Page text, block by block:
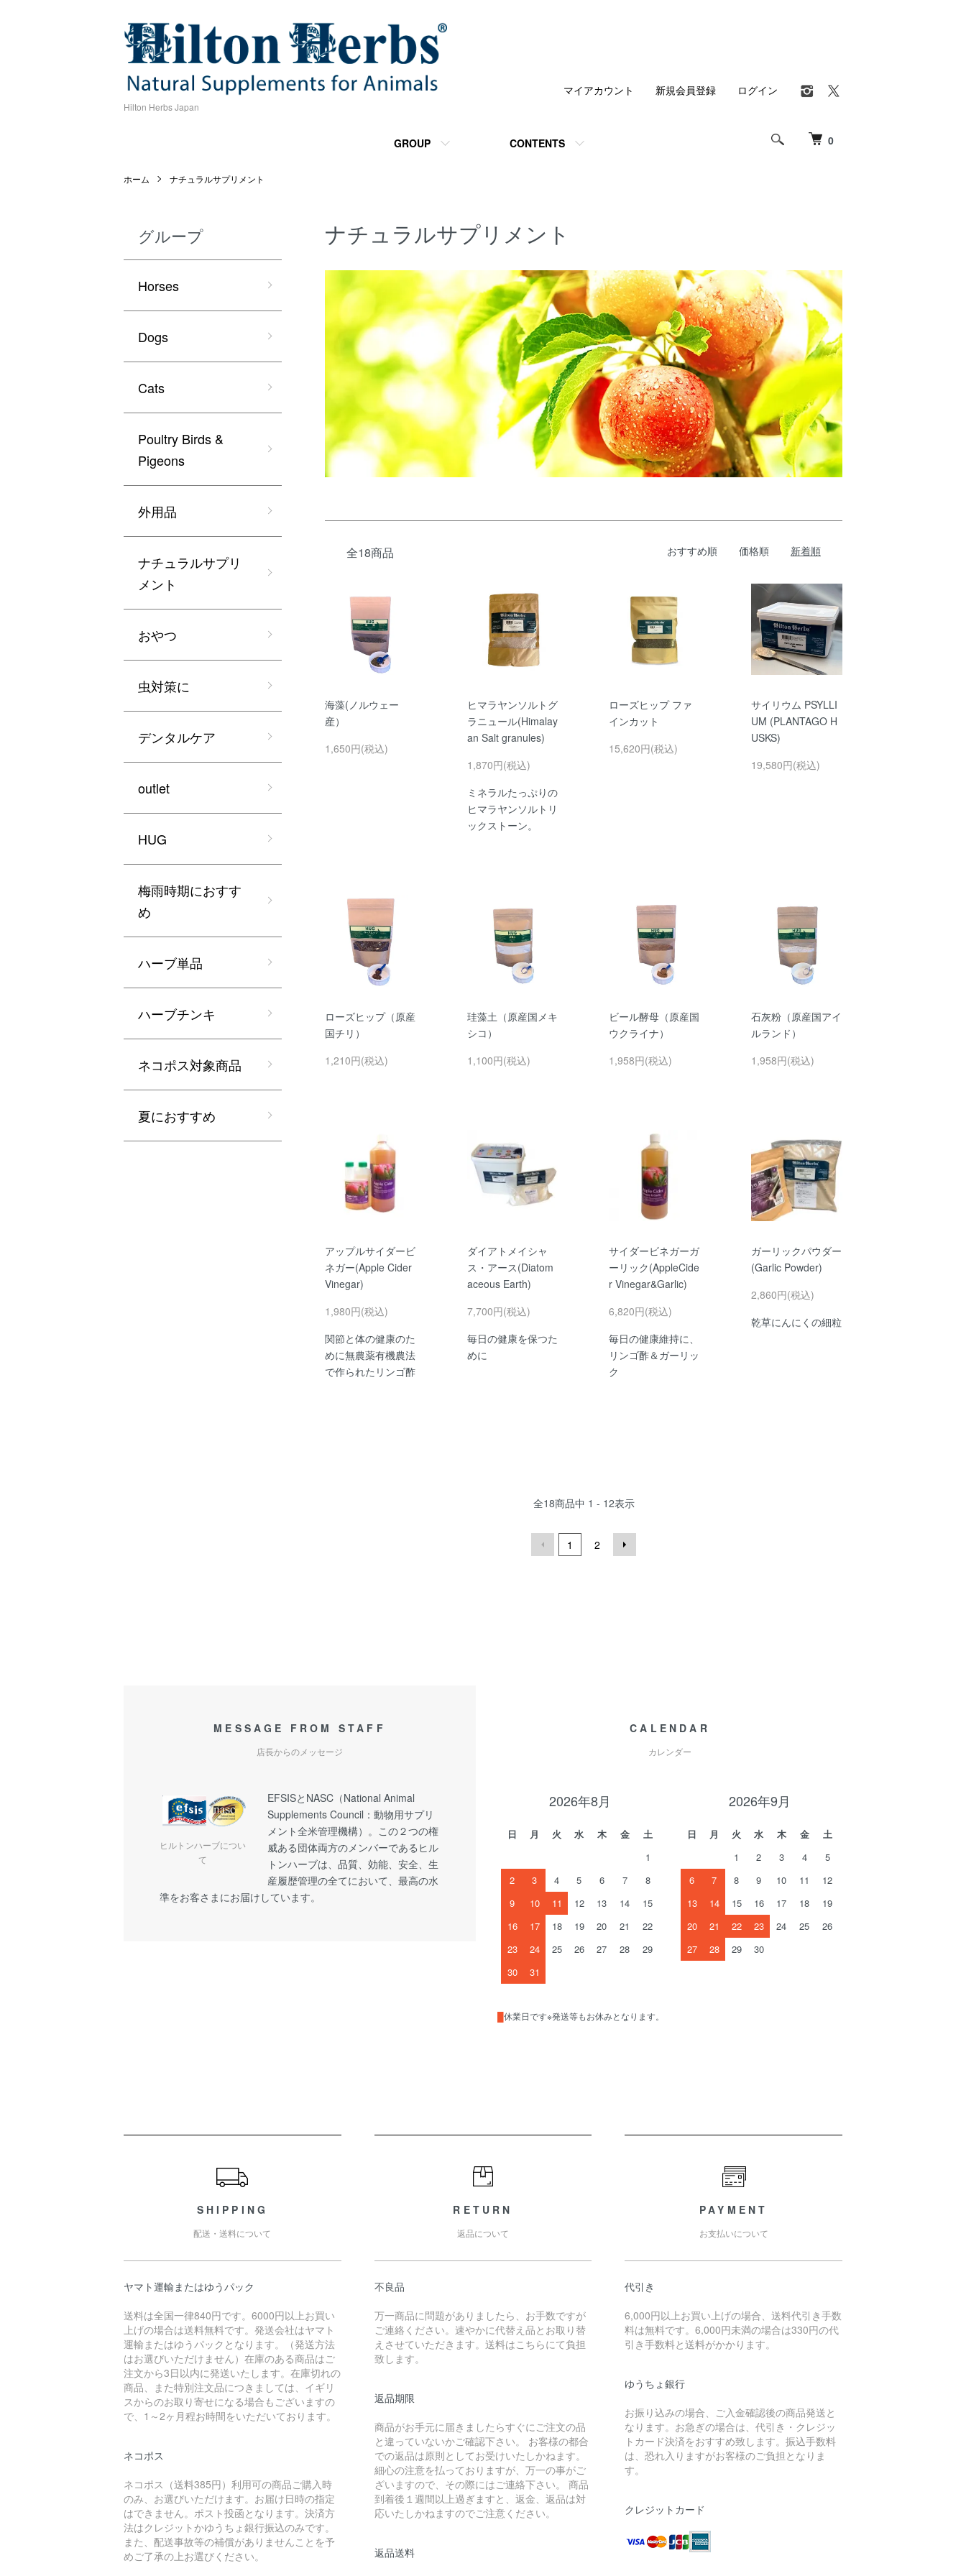
Hilton Herbs Japan
0
GROUP CONTENTS
マイアカウント 新規会員登録 ログイン
ホーム ナチュラルサプリメント
ナチュラルサプリメント
全18商品 おすすめ順 価格順 新着順
海藻(ノルウェー
産）
1,650円(税込)
ヒマラヤンソルトグ
ラニュール(Himalay
an Salt granules)
1,870円(税込)
ミネラルたっぷりの
ヒマラヤンソルトリ
ックストーン。
ローズヒップ ファ
インカット
15,620円(税込)
サイリウム PSYLLI
UM (PLANTAGO H
USKS)
19,580円(税込)
ローズヒップ（原産
国チリ）
1,210円(税込)
珪藻土（原産国メキ
シコ）
1,100円(税込)
ビール酵母（原産国
ウクライナ）
1,958円(税込)
石灰粉（原産国アイ
ルランド）
1,958円(税込)
アップルサイダービ
ネガー(Apple Cider
Vinegar)
1,980円(税込)
関節と体の健康のた
めに無農薬有機農法
で作られたリンゴ酢
ダイアトメイシャ
ス・アース(Diatom
aceous Earth)
7,700円(税込)
毎日の健康を保つた
めに
サイダービネガーガ
ーリック(AppleCide
r Vinegar&Garlic)
6,820円(税込)
毎日の健康維持に、
リンゴ酢＆ガーリッ
ク
ガーリックパウダー
(Garlic Powder)
2,860円(税込)
乾草にんにくの細粒
全18商品中 1 - 12表示
1 2
グループ
Horses
Dogs
Cats
Poultry Birds &
Pigeons
外用品
ナチュラルサプリ
メント
おやつ
虫対策に
デンタルケア
outlet
HUG
梅雨時期におすす
め
ハーブ単品
ハーブチンキ
ネコポス対象商品
夏におすすめ
MESSAGE FROM STAFF
店長からのメッセージ
ヒルトンハーブについ
て
EFSISとNASC（National Animal
Supplements Council：動物用サプリ
メント全米管理機構）。この２つの権
威ある団体両方のメンバーであるヒル
トンハーブは、品質、効能、安全、生
産履歴管理の全てにおいて、最高の水
準をお客さまにお届けしています。
CALENDAR
カレンダー
2026年8月
日 月 火 水 木 金
土
1
2
3 4 5 6 7
8
9
10 11 12 13 14
15
16
17 18 19 20 21
22
23
24 25 26 27 28
29
30
31
2026年9月
日 月 火 水 木 金
土
1
2 3 4
5
6
7 8 9 10 11
12
13
14 15 16 17 18
19
20
21 22 23 24 25
26
27
28 29 30
█休業日です※発送等もお休みとなります。
SHIPPING
配送・送料について
ヤマト運輸またはゆうパック
送料は全国一律840円です。6000円以上お買い
上げの場合は送料無料です。発送会社はヤマト
運輸またはゆうパックとなります。（発送方法
はお選びいただけません）在庫のある商品はご
注文から3日以内に発送いたします。在庫切れの
商品、また特別注文品につきましては、イギリ
スからのお取り寄せになる場合もございますの
で、1～2ヶ月程お時間をいただいております。
ネコポス
ネコポス（送料385円）利用可の商品ご購入時
のみ、お選びいただけます。お届け日時の指定
はできません。ポスト投函となります。決済方
法はクレジットかゆうちょ銀行振込のみです。
また、配送事故等の補償がありませんことを予
めご了承の上お選びください。
RETURN
返品について
不良品
万一商品に問題がありましたら、お手数ですが
ご連絡ください。速やかに代替え品とお取り替
えさせていただきます。送料はこちらにて負担
致します。
返品期限
商品がお手元に届きましたらすぐにご注文の品
と違っていないかご確認下さい。 お客様の都合
での返品は原則としてお受けいたしかねます。
細心の注意を払っておりますが、万一の事がご
ざいますので、その際にはご連絡下さい。 商品
到着後１週間以上過ぎますと、返金、返品は対
応いたしかねますのでご注意ください。
返品送料
PAYMENT
お支払いについて
代引き
6,000円以上お買い上げの場合、送料代引き手数
料は無料です。6,000円未満の場合は330円の代
引き手数料と送料がかかります。
ゆうちょ銀行
お振り込みの場合、ご入金確認後の商品発送と
なります。お急ぎの場合は、代引き・クレジッ
トカード決済をおすすめ致します。振込手数料
は、恐れ入りますがお客様のご負担となりま
す。
クレジットカード